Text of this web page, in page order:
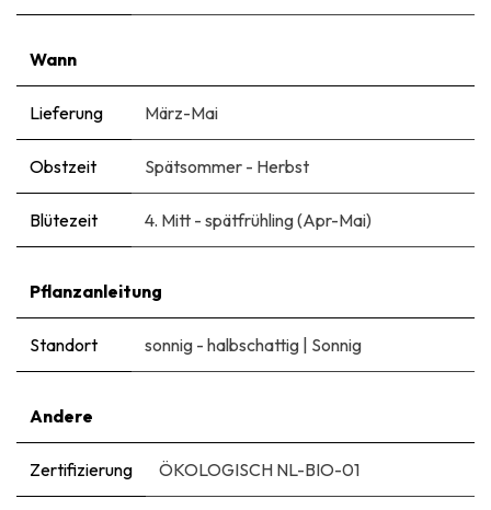
Wann
Lieferung März-Mai
Obstzeit Spätsommer - Herbst
Blütezeit 4. Mitt - spätfrühling (Apr-Mai)
Pflanzanleitung
Standort sonnig - halbschattig | Sonnig
Andere
Zertifizierung ÖKOLOGISCH NL-BIO-01